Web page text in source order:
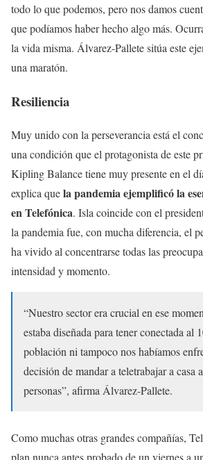
todo lo que podemos, pero nos damos
que podíamos haber hecho algo más.
la vida misma. Álvarez-Pallete sitúa este
una maratón.
Resiliencia
Muy unido con la perseverancia está el
una condición que el protagonista de este
Kipling Balance tiene muy presente en el
explica quela pandemia ejemplificó la
en Telefónica. Isla coincide con el
la pandemia fue, con mucha diferencia, el
ha vivido al concentrarse todas las
intensidad y momento.
“Nuestro sector era crucial en ese
estaba diseñada para tener conectada al
población ni tampoco nos habíamos
decisión de mandar a teletrabajar a casa
personas”, afirma Álvarez-Pallete.
Como muchas otras grandes compañías,
plan nunca antes probado de un viernes a